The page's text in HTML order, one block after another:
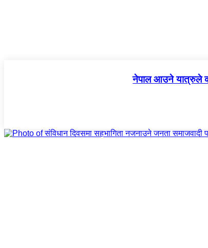
नेपाल आउने यात्रुले